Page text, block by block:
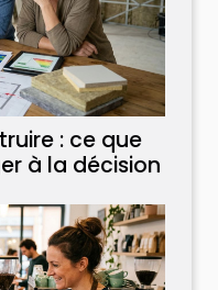
: ce que
à la décision